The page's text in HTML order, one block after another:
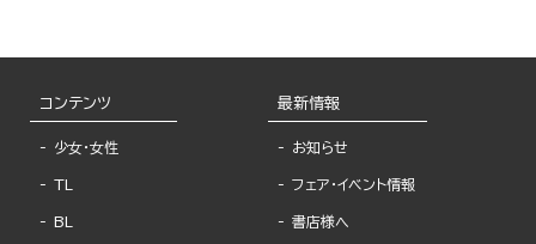
コンテンツ
少女・女性
TL
BL
最新情報
お知らせ
フェア・イベント情報
書店様へ